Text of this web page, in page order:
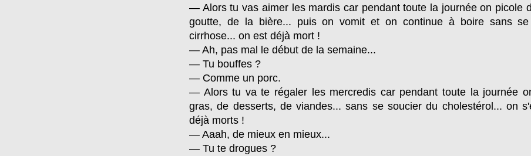
— Alors tu vas aimer les mardis car pendant toute la journée on picole
goutte, de la bière... puis on vomit et on continue à boire sans
cirrhose... on est déjà mort !
— Ah, pas mal le début de la semaine...
— Tu bouffes ?
— Comme un porc.
— Alors tu va te régaler les mercredis car pendant toute la journée
gras, de desserts, de viandes... sans se soucier du cholestérol... on
déjà morts !
— Aaah, de mieux en mieux...
— Tu te drogues ?